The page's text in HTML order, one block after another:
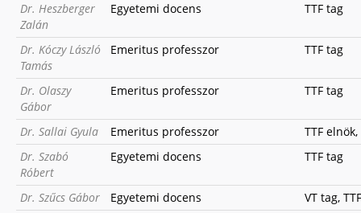
Dr. Heszberger
Zalán
Egyetemi docens TTF tag
Dr. Kóczy László
Tamás
Emeritus professzor TTF tag
Dr. Olaszy
Gábor
Emeritus professzor TTF tag
Dr. Sallai Gyula Emeritus professzor
TTF
Dr. Szabó
Róbert
Egyetemi docens TTF tag
Dr. Szűcs Gábor Egyetemi docens
VT tag,